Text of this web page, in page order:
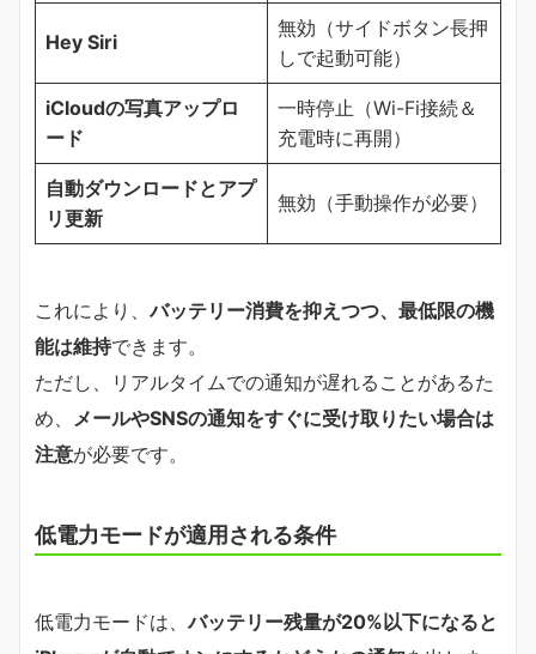
Hey Siri
無効（サイドボタン長押
しで起動可能）
iCloudの写真アップロ
ード
一時停止（Wi-Fi接続＆
充電時に再開）
自動ダウンロードとアプ
リ更新
無効（手動操作が必要）
これにより、バッテリー消費を抑えつつ、最低限の機
能は維持できます。
ただし、リアルタイムでの通知が遅れることがあるた
め、 メールやSNSの通知をすぐに受け取りたい場合は
注意が必要です。
低電力モードが適用される条件
低電力モードは、バッテリー残量が20%以下になると